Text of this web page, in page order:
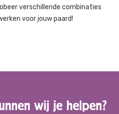
verschillende combinaties
voor jouw paard!
wij je helpen?